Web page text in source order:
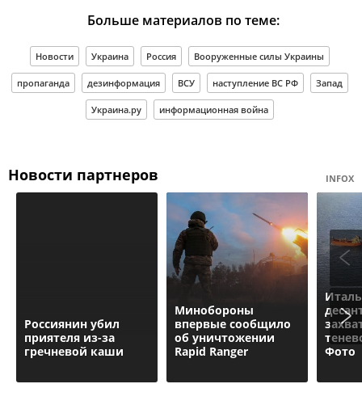
Больше материалов по теме:
Новости Украина Россия Вооруженные силы Украины
пропаганда дезинформация ВСУ наступление ВС РФ Запад
Украина.ру информационная война
Новости партнеров INFOX
Россиянин убил
приятеля из-за
гречневой каши
Минобороны
впервые сообщило
об уничтожении
Rapid Ranger
Фото